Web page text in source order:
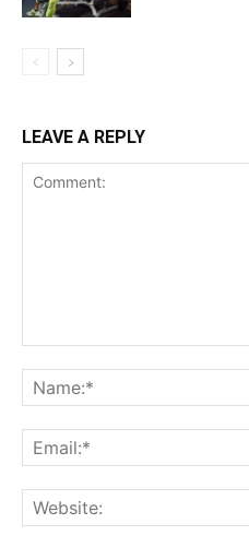
LEAVE A REPLY